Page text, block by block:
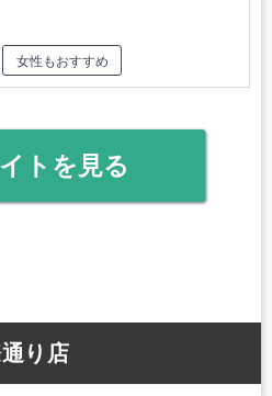
女性もおすすめ
トを見る
り店